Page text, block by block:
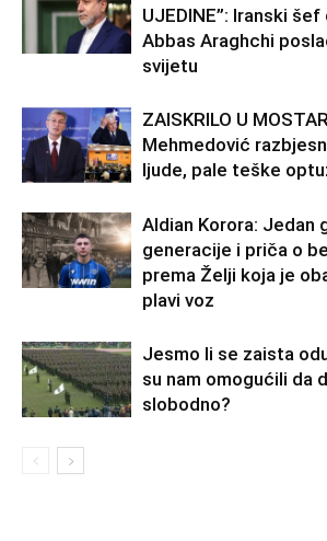
UJEDINE”: Iranski
Abbas Araghchi
svijetu
ZAISKRILO U
Mehmedović
ljude, pale teške
Aldian Korora: Jedan
generacije i priča o
prema Želji koja je
plavi voz
Jesmo li se zaista
su nam omogućili da
slobodno?